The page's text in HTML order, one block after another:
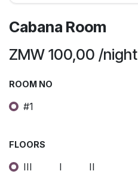
Cabana Room
ZMW 100,00 /night
ROOM NO
#1
FLOORS
III I II